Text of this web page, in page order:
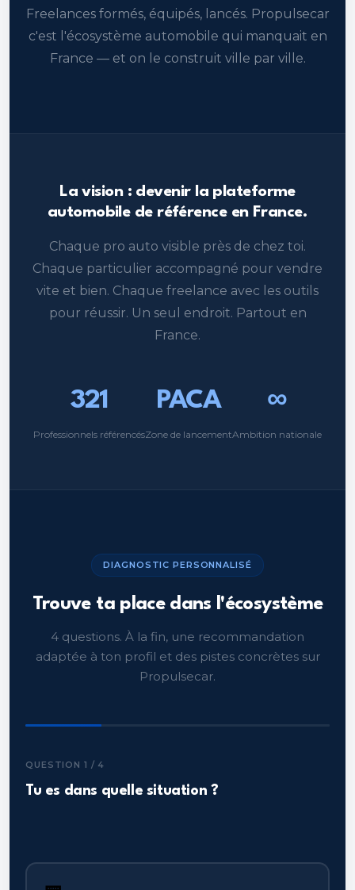
Freelances formés, équipés, lancés. Propulsecar
c'est l'écosystème automobile qui manquait en
France — et on le construit ville par ville.
La vision : devenir la plateforme
automobile de référence en France.
Chaque pro auto visible près de chez toi.
Chaque particulier accompagné pour vendre
vite et bien. Chaque freelance avec les outils
pour réussir. Un seul endroit. Partout en
France.
321
Professionnels référencés
PACA
Zone de lancement
∞
Ambition nationale
DIAGNOSTIC PERSONNALISÉ
Trouve ta place dans l'écosystème
4 questions. À la fin, une recommandation
adaptée à ton profil et des pistes concrètes sur
Propulsecar.
QUESTION 1 / 4
Tu es dans quelle situation ?